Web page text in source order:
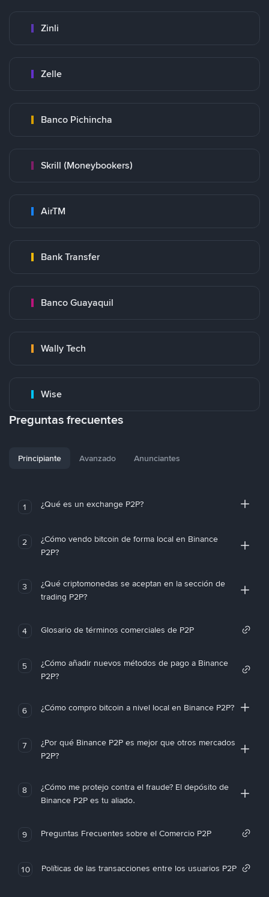
Zinli
Zelle
Banco Pichincha
Skrill (Moneybookers)
AirTM
Bank Transfer
Banco Guayaquil
Wally Tech
Wise
Preguntas frecuentes
Principiante Avanzado Anunciantes
1 ¿Qué es un exchange P2P?
2
¿Cómo vendo bitcoin de forma local en Binance
P2P?
3
¿Qué criptomonedas se aceptan en la sección de
trading P2P?
4 Glosario de términos comerciales de P2P
5
¿Cómo añadir nuevos métodos de pago a Binance
P2P?
6 ¿Cómo compro bitcoin a nivel local en Binance P2P?
7
¿Por qué Binance P2P es mejor que otros mercados
P2P?
8
¿Cómo me protejo contra el fraude? El depósito de
Binance P2P es tu aliado.
9 Preguntas Frecuentes sobre el Comercio P2P
10 Políticas de las transacciones entre los usuarios P2P